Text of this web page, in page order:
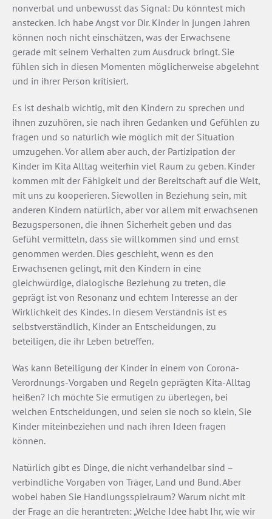
nonverbal und unbewusst das Signal: Du könntest mich
anstecken. Ich habe Angst vor Dir. Kinder in jungen Jahren
können noch nicht einschätzen, was der Erwachsene
gerade mit seinem Verhalten zum Ausdruck bringt. Sie
fühlen sich in diesen Momenten möglicherweise abgelehnt
und in ihrer Person kritisiert.
Es ist deshalb wichtig, mit den Kindern zu sprechen und
ihnen zuzuhören, sie nach ihren Gedanken und Gefühlen zu
fragen und so natürlich wie möglich mit der Situation
umzugehen. Vor allem aber auch, der Partizipation der
Kinder im Kita Alltag weiterhin viel Raum zu geben. Kinder
kommen mit der Fähigkeit und der Bereitschaft auf die Welt,
mit uns zu kooperieren. Siewollen in Beziehung sein, mit
anderen Kindern natürlich, aber vor allem mit erwachsenen
Bezugspersonen, die ihnen Sicherheit geben und das
Gefühl vermitteln, dass sie willkommen sind und ernst
genommen werden. Dies geschieht, wenn es den
Erwachsenen gelingt, mit den Kindern in eine
gleichwürdige, dialogische Beziehung zu treten, die
geprägt ist von Resonanz und echtem Interesse an der
Wirklichkeit des Kindes. In diesem Verständnis ist es
selbstverständlich, Kinder an Entscheidungen, zu
beteiligen, die ihr Leben betreffen.
Was kann Beteiligung der Kinder in einem von Corona-
Verordnungs-Vorgaben und Regeln geprägten Kita-Alltag
heißen? Ich möchte Sie ermutigen zu überlegen, bei
welchen Entscheidungen, und seien sie noch so klein, Sie
Kinder miteinbeziehen und nach ihren Ideen fragen
können.
Natürlich gibt es Dinge, die nicht verhandelbar sind –
verbindliche Vorgaben von Träger, Land und Bund. Aber
wobei haben Sie Handlungsspielraum? Warum nicht mit
der Frage an die herantreten: „Welche Idee habt Ihr, wie wir